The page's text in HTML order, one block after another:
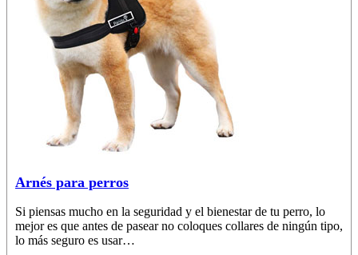
Arnés para perros
Si piensas mucho en la seguridad y el bienestar de tu perro, lo
mejor es que antes de pasear no coloques collares de ningún tipo,
lo más seguro es usar…